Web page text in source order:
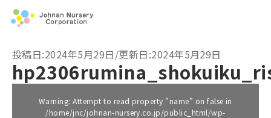
投稿日:2024年5月29日/更新日:2024年5月29日
Warning: Attempt to read property "name" on false in
/home/jnc/johnan-nursery.co.jp/public_html/wp-